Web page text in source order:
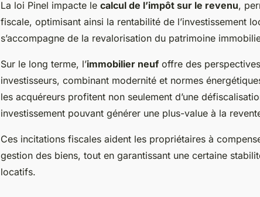
La loi Pinel impacte le calcul de l’impôt sur le revenu,
fiscale, optimisant ainsi la rentabilité de l’investissement
s’accompagne de la revalorisation du patrimoine
Sur le long terme, l’immobilier neuf offre des
investisseurs, combinant modernité et normes
les acquéreurs profitent non seulement d’une
investissement pouvant générer une plus-value à la
Ces incitations fiscales aident les propriétaires à
gestion des biens, tout en garantissant une certaine
locatifs.